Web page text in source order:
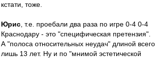
кстати, тоже.
Юрис , т.е. проебали два раза по игре 0-4 0-4
Краснодару - это "специфическая претензия".
А "полоса относительных неудач" длиной всего
лишь 13 лет. Ну и по "мнимой эстетической